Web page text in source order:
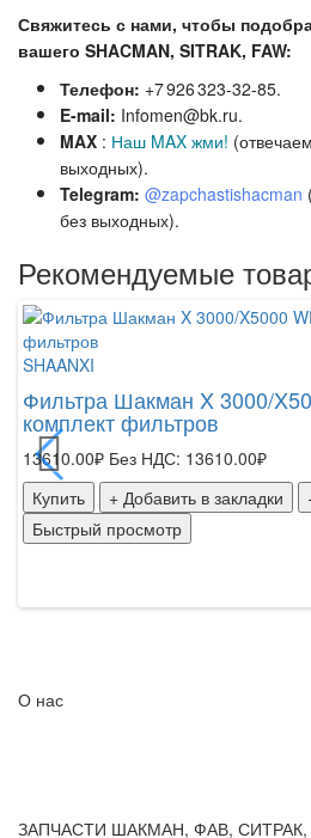
Свяжитесь с нами, чтобы
вашего SHACMAN, SITRAK, FAW:
Телефон: +7 926 323‑32‑85.
E‑mail: Infomen@bk.ru.
MAX : Наш MAX жми!
выходных).
Telegram: @zapchastishacman
без выходных).
Рекомендуемые
SHAANXI
Фильтра Шакман X 3000/
комплект фильтров
13610.00₽ Без НДС: 13610.00₽
Купить
+ Добавить в закладки
Быстрый просмотр
О нас
ЗАПЧАСТИ ШАКМАН, ФАВ,